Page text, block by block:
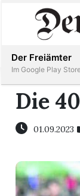
Immobilien
Stellen
Die
01.09.2023
Der Freiämter
Im Google Play